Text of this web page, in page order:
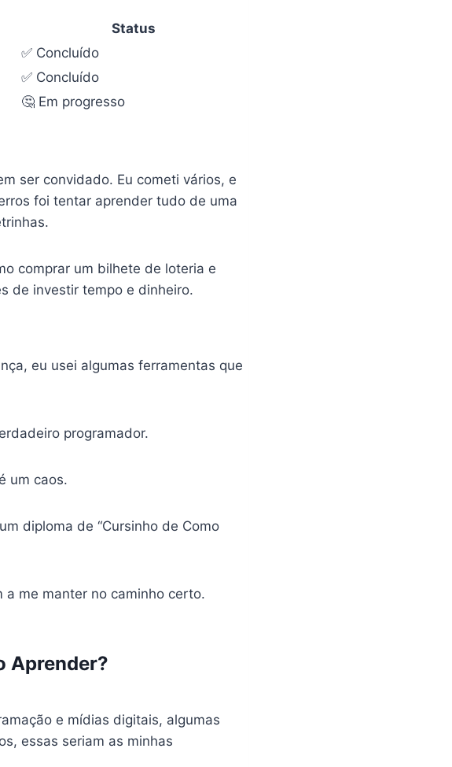
Status
✅ Concluído
✅ Concluído
🤔 Em progresso
ser convidado. Eu cometi vários, e
foi tentar aprender tudo de uma
comprar um bilhete de loteria e
de investir tempo e dinheiro.
eu usei algumas ferramentas que
programador.
um caos.
diploma de “Cursinho de Como
a me manter no caminho certo.
Aprender?
e mídias digitais, algumas
essas seriam as minhas